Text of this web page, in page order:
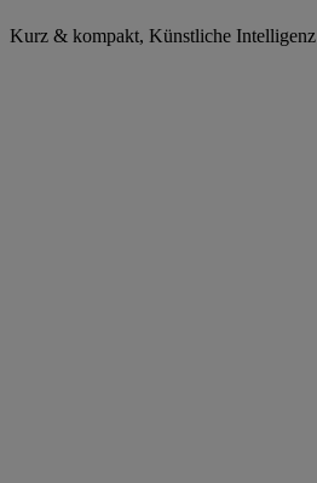
Kurz & kompakt, Künstliche Intelligenz